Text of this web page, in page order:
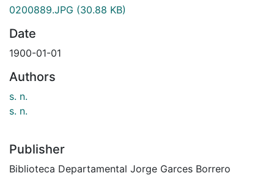
0200889.JPG (30.88 KB)
Date
1900-01-01
Authors
s. n.
s. n.
Publisher
Biblioteca Departamental Jorge Garces Borrero